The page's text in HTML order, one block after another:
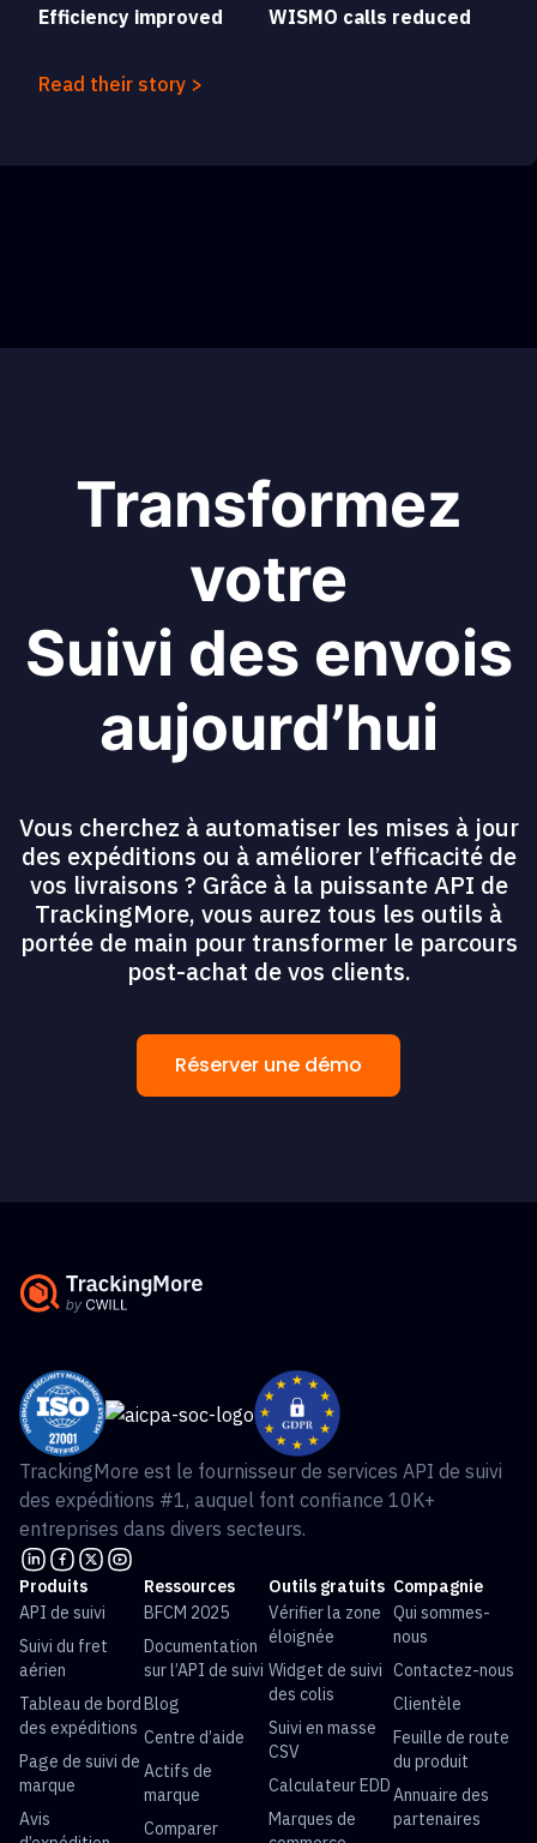
Efficiency improved WISMO calls reduced
Read their story >
Transformez
votre
Suivi des envois
aujourd’hui
Vous cherchez à automatiser les mises à jour
des expéditions ou à améliorer l’efficacité de
vos livraisons ? Grâce à la puissante API de
TrackingMore, vous aurez tous les outils à
portée de main pour transformer le parcours
post-achat de vos clients.
Réserver une démo
TrackingMore est le fournisseur de services API de suivi
des expéditions #1, auquel font confiance 10K+
entreprises dans divers secteurs.
Produits
API de suivi
Suivi du fret
aérien
Tableau de bord
des expéditions
Page de suivi de
marque
Avis
Ressources
BFCM 2025
Documentation
sur l’API de suivi
Blog
Centre d’aide
Actifs de
marque
Comparer
Outils gratuits
Vérifier la zone
éloignée
Widget de suivi
des colis
Suivi en masse
CSV
Calculateur EDD
Marques de
Compagnie
Qui sommes-
nous
Contactez-nous
Clientèle
Feuille de route
du produit
Annuaire des
partenaires